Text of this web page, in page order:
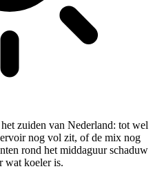
zuiden van Nederland: tot wel
nog vol zit, of de mix nog
rond het middaguur schaduw
wat koeler is.